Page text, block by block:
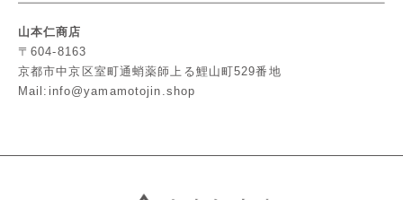
山本仁商店
〒604-8163
京都市中京区室町通蛸薬師上る鯉山町529番地
Mail:info@yamamotojin.shop